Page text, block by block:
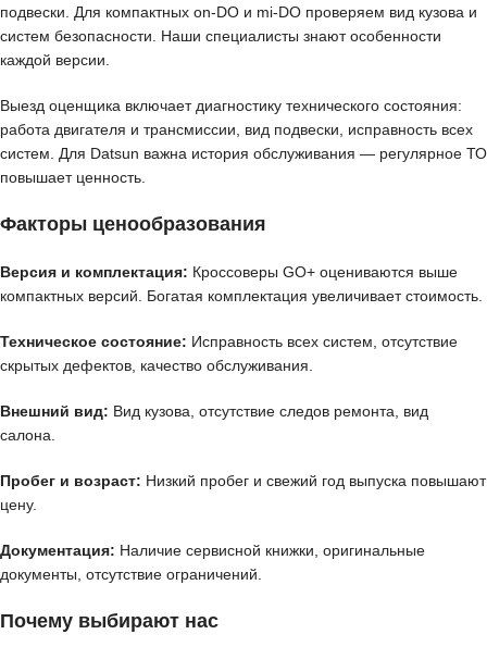
подвески. Для компактных on-DO и mi-DO проверяем вид кузова и
систем безопасности. Наши специалисты знают особенности
каждой версии.
Выезд оценщика включает диагностику технического состояния:
работа двигателя и трансмиссии, вид подвески, исправность всех
систем. Для Datsun важна история обслуживания — регулярное ТО
повышает ценность.
Факторы ценообразования
Версия и комплектация: Кроссоверы GO+ оцениваются выше
компактных версий. Богатая комплектация увеличивает стоимость.
Техническое состояние: Исправность всех систем, отсутствие
скрытых дефектов, качество обслуживания.
Внешний вид: Вид кузова, отсутствие следов ремонта, вид
салона.
Пробег и возраст: Низкий пробег и свежий год выпуска повышают
цену.
Документация: Наличие сервисной книжки, оригинальные
документы, отсутствие ограничений.
Почему выбирают нас